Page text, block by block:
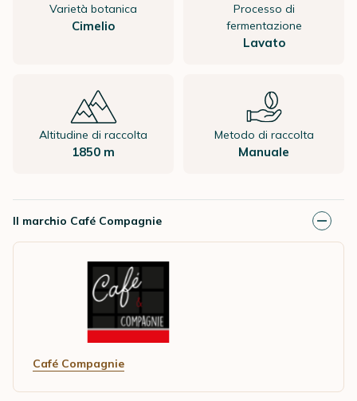
Varietà botanica
Cimelio
Processo di
fermentazione
Lavato
Altitudine di raccolta
1850 m
Metodo di raccolta
Manuale
Il marchio Café Compagnie
Café Compagnie